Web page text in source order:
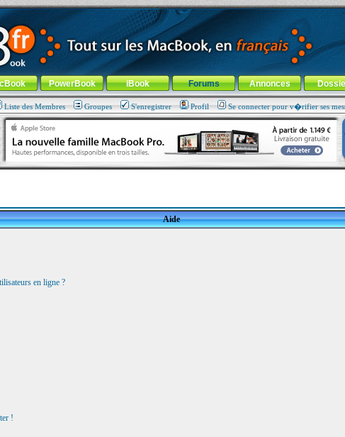
!
général-Aller au menu de la rubrique
PowerBook iBook Forums Annonces
Liste des Membres Groupes S'enregistrer Profil Se connecter pour v�rifier ses
Aide
en ligne ?
!